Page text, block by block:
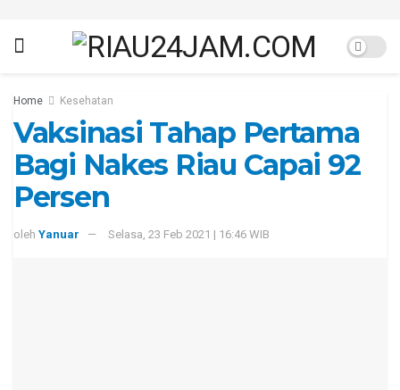
Home Kesehatan
Vaksinasi Tahap Pertama
Bagi Nakes Riau Capai 92
Persen
oleh Yanuar Selasa, 23 Feb 2021 | 16:46 WIB